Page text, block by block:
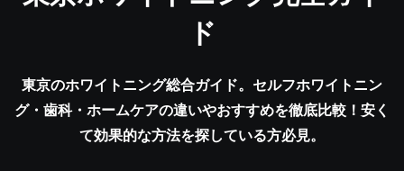
ド
東京のホワイトニング総合ガイド。セルフホワイトニン
グ・歯科・ホームケアの違いやおすすめを徹底比較！安く
て効果的な方法を探している方必見。